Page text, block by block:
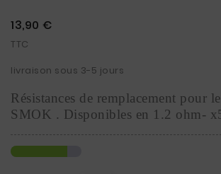
13,90 €
TTC
livraison sous 3-5 jours
Résistances de remplacement pour
SMOK . Disponibles en 1.2 ohm-